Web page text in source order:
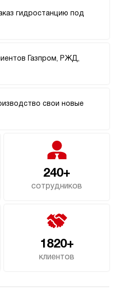
гидростанцию под
Газпром, РЖД,
свои новые
240+
сотрудников
1820+
клиентов